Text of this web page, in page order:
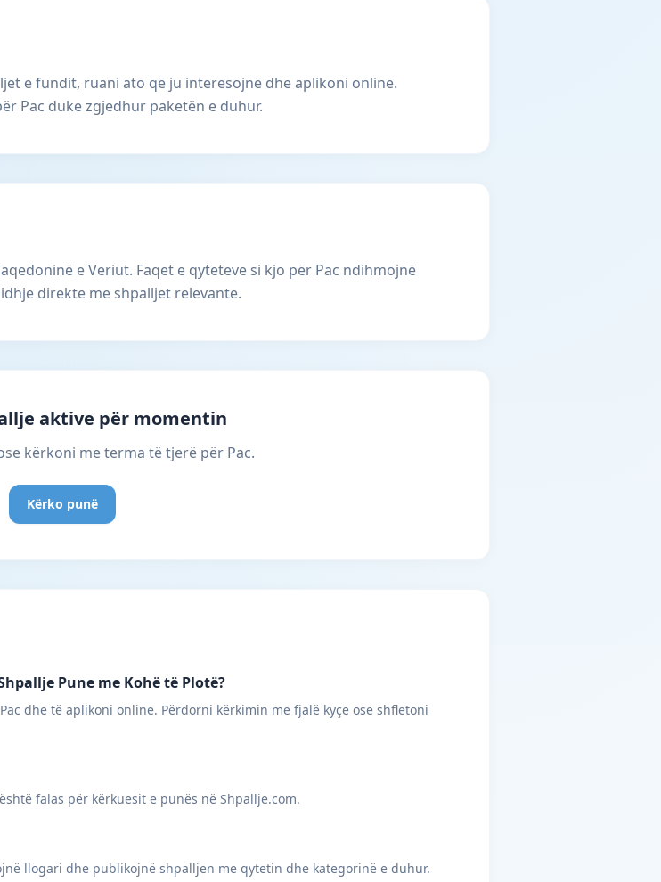
e fundit, ruani ato që ju interesojnë dhe aplikoni online.
Pac duke zgjedhur paketën e duhur.
e Veriut. Faqet e qyteteve si kjo për Pac ndihmojnë
direkte me shpalljet relevante.
aktive për momentin
kërkoni me terma të tjerë për Pac.
Kërko punë
Pune me Kohë të Plotë?
dhe të aplikoni online. Përdorni kërkimin me fjalë kyçe ose shfletoni
falas për kërkuesit e punës në Shpallje.com.
llogari dhe publikojnë shpalljen me qytetin dhe kategorinë e duhur.